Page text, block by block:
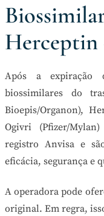
Após a expiração
biossimilares do
Bioepis/Organon),
Ogivri (Pfizer/
registro Anvisa e
eficácia, segurança e
A operadora pode
original. Em regra,